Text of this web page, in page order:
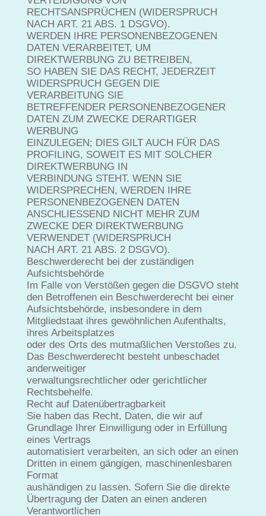
RECHTSANSPRÜCHEN (WIDERSPRUCH
NACH ART. 21 ABS. 1 DSGVO).
WERDEN IHRE PERSONENBEZOGENEN
DATEN VERARBEITET, UM
DIREKTWERBUNG ZU BETREIBEN,
SO HABEN SIE DAS RECHT, JEDERZEIT
WIDERSPRUCH GEGEN DIE
VERARBEITUNG SIE
BETREFFENDER PERSONENBEZOGENER
DATEN ZUM ZWECKE DERARTIGER
WERBUNG
EINZULEGEN; DIES GILT AUCH FÜR DAS
PROFILING, SOWEIT ES MIT SOLCHER
DIREKTWERBUNG IN
VERBINDUNG STEHT. WENN SIE
WIDERSPRECHEN, WERDEN IHRE
PERSONENBEZOGENEN DATEN
ANSCHLIESSEND NICHT MEHR ZUM
ZWECKE DER DIREKTWERBUNG
VERWENDET (WIDERSPRUCH
NACH ART. 21 ABS. 2 DSGVO).
Beschwerderecht bei der zuständigen
Aufsichtsbehörde
Im Falle von Verstößen gegen die DSGVO steht
den Betroffenen ein Beschwerderecht bei einer
Aufsichtsbehörde, insbesondere in dem
Mitgliedstaat ihres gewöhnlichen Aufenthalts,
ihres Arbeitsplatzes
oder des Orts des mutmaßlichen Verstoßes zu.
Das Beschwerderecht besteht unbeschadet
anderweitiger
verwaltungsrechtlicher oder gerichtlicher
Rechtsbehelfe.
Recht auf Datenübertragbarkeit
Sie haben das Recht, Daten, die wir auf
Grundlage Ihrer Einwilligung oder in Erfüllung
eines Vertrags
automatisiert verarbeiten, an sich oder an einen
Dritten in einem gängigen, maschinenlesbaren
Format
aushändigen zu lassen. Sofern Sie die direkte
Übertragung der Daten an einen anderen
Verantwortlichen